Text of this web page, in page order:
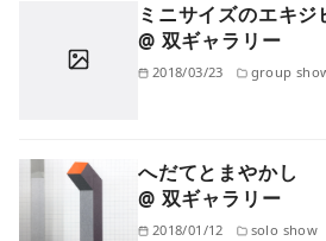
ミニサイズのエキジ
@ 双ギャラリー
2018/03/23 group
へだてとまやかし
@ 双ギャラリー
2018/01/12 solo show